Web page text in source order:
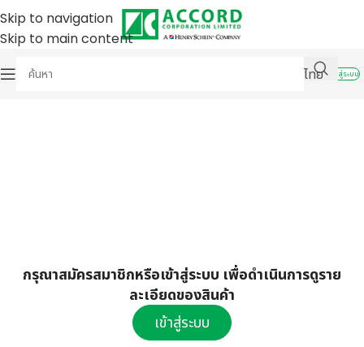
Skip to navigation
Skip to main content
ไทย
เข้าสู่ระบบ
กรุณาสมัครสมาชิกหรือเข้าสู่ระบบ เพื่อดำเนินการดูราย
ละเอียดของสินค้า
เข้าสู่ระบบ